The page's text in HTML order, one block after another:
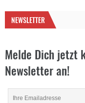
NEWSLETTER
Melde Dich jetzt
Newsletter an!